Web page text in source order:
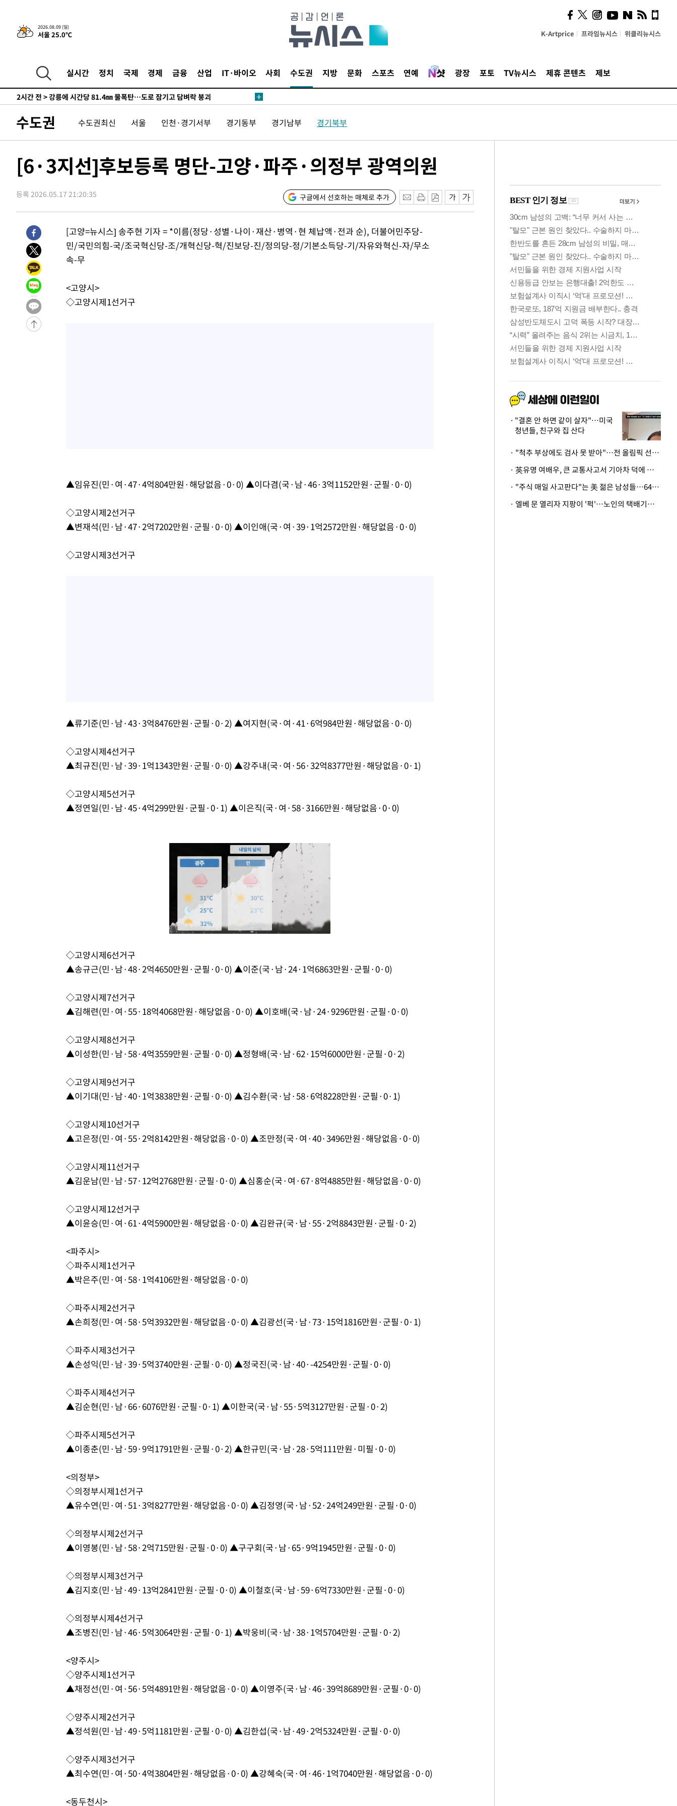
2026.08.09 (일)
서울 25.0℃ K-Artprice 프라임뉴시스 위클리뉴시스
실시간 정치 국제 경제 금융 산업 IT·바이오 사회 수도권 지방 문화 스포츠 연예 광장 포토 TV뉴시스 제휴 콘텐츠 제보
-4254초 전 >[속보]與 당대표 경선, 제주·인천 권리당원 투표 김민석 승리
32분 전 >낮 최고 35도 '무더위'…동해안 시간당 30㎜ '강한 비'[내일날씨]
코 이적"
48분 전 >수도권 40도 육박 '펄펄'…동해안 일부 지역엔 호의주의보
온열질환 사망자 3명 늘어…누적 환자 3000명 돌파
2시간 전 >강릉에 시간당 81.4㎜ 물폭탄…도로 잠기고 담벼락 붕괴
4시간 전 >선재도서 해루질 나섰다 실종 60대, 닷새 만에 숨진 채 발견
5시간 전 >남자 농구, 나고야 아시안게임서 '홈팀' 일본과 한일전
6시간 전 > 극한폭염 한풀 꺾이지만…'낮 최고 35도' 무더위, 열대야 계속[다음주
날씨]
7시간 전 >[속보]'압수수색·성접대 논란' 축구협회 "실망과 걱정 안겨드려 죄송"
10시간 전 >'최고 37도' 폭염 지속…강원동해안 최대 150㎜ 비
12시간 전 >
-14523초 전 >
이란 "호르무즈 재개방 합의 근접…美 배상 선행돼야"
-5570초 전 >
[속보]與최고위원 제주·인천 순회경선…박선원·최민희·서미화·한
민수·김용 순
-5523초 전 >
[속보]김민석, 與 전대 당원투표 누적 득표율 45.42%로 1위… 정청
래 44.56%
-4805초 전 >
宋 10.17%
-4339초 전 >
이강인 "아틀레티코 이적 기뻐…등번호 7번 의미보단 팀 위해 뛸 것"
-4274초 전 >
[속보]與 당대표 경선, 제주·인천 권리당원 투표 김민석 승리
32분 전 >
'최고 37도' 폭염 지속…강원동해안 최대 150㎜ 비
[속보]뉴욕증시 상승 마감…S&P 0.6% 나스닥 1.3%↑
수도권 수도권최신 서울 인천·경기서부 경기동부 경기남부 경기북부
[6·3지선]후보등록 명단-고양·파주·의정부 광역의원
등록 2026.05.17 21:20:35 구글에서 선호하는 매체로 추가
[고양=뉴시스] 송주현 기자 = *이름(정당·성별·나이·재산·병역·현 체납액·전과 순), 더불어민주당-
민/국민의힘-국/조국혁신당-조/개혁신당-혁/진보당-진/정의당-정/기본소득당-기/자유와혁신-자/무소
속-무
<고양시>
◇고양시제1선거구
▲임유진(민·여·47·4억804만원·해당없음·0·0) ▲이다겸(국·남·46·3억1152만원·군필·0·0)
◇고양시제2선거구
▲변재석(민·남·47·2억7202만원·군필·0·0) ▲이인애(국·여·39·1억2572만원·해당없음·0·0)
◇고양시제3선거구
▲류기준(민·남·43·3억8476만원·군필·0·2) ▲여지현(국·여·41·6억984만원·해당없음·0·0)
◇고양시제4선거구
▲최규진(민·남·39·1억1343만원·군필·0·0) ▲강주내(국·여·56·32억8377만원·해당없음·0·1)
◇고양시제5선거구
▲정연일(민·남·45·4억299만원·군필·0·1) ▲이은직(국·여·58·3166만원·해당없음·0·0)
Mute
◇고양시제6선거구
▲송규근(민·남·48·2억4650만원·군필·0·0) ▲이준(국·남·24·1억6863만원·군필·0·0)
◇고양시제7선거구
▲김해련(민·여·55·18억4068만원·해당없음·0·0) ▲이호배(국·남·24·9296만원·군필·0·0)
◇고양시제8선거구
▲이성한(민·남·58·4억3559만원·군필·0·0) ▲정형배(국·남·62·15억6000만원·군필·0·2)
◇고양시제9선거구
▲이기대(민·남·40·1억3838만원·군필·0·0) ▲김수환(국·남·58·6억8228만원·군필·0·1)
◇고양시제10선거구
▲고은정(민·여·55·2억8142만원·해당없음·0·0) ▲조만정(국·여·40·3496만원·해당없음·0·0)
◇고양시제11선거구
▲김운남(민·남·57·12억2768만원·군필·0·0) ▲심홍순(국·여·67·8억4885만원·해당없음·0·0)
◇고양시제12선거구
▲이윤승(민·여·61·4억5900만원·해당없음·0·0) ▲김완규(국·남·55·2억8843만원·군필·0·2)
<파주시>
◇파주시제1선거구
▲박은주(민·여·58·1억4106만원·해당없음·0·0)
◇파주시제2선거구
▲손희정(민·여·58·5억3932만원·해당없음·0·0) ▲김광선(국·남·73·15억1816만원·군필·0·1)
◇파주시제3선거구
▲손성익(민·남·39·5억3740만원·군필·0·0) ▲정국진(국·남·40·-4254만원·군필·0·0)
◇파주시제4선거구
▲김순현(민·남·66·6076만원·군필·0·1) ▲이한국(국·남·55·5억3127만원·군필·0·2)
◇파주시제5선거구
▲이종춘(민·남·59·9억1791만원·군필·0·2) ▲한규민(국·남·28·5억111만원·미필·0·0)
<의정부>
◇의정부시제1선거구
▲유수연(민·여·51·3억8277만원·해당없음·0·0) ▲김정영(국·남·52·24억249만원·군필·0·0)
◇의정부시제2선거구
▲이영봉(민·남·58·2억715만원·군필·0·0) ▲구구회(국·남·65·9억1945만원·군필·0·0)
◇의정부시제3선거구
▲김지호(민·남·49·13억2841만원·군필·0·0) ▲이철호(국·남·59·6억7330만원·군필·0·0)
◇의정부시제4선거구
▲조병진(민·남·46·5억3064만원·군필·0·1) ▲박웅비(국·남·38·1억5704만원·군필·0·2)
<양주시>
◇양주시제1선거구
▲채정선(민·여·56·5억4891만원·해당없음·0·0) ▲이영주(국·남·46·39억8689만원·군필·0·0)
◇양주시제2선거구
▲정석원(민·남·49·5억1181만원·군필·0·0) ▲김한섭(국·남·49·2억5324만원·군필·0·0)
◇양주시제3선거구
▲최수연(민·여·50·4억3804만원·해당없음·0·0) ▲강혜숙(국·여·46·1억7040만원·해당없음·0·0)
<동두천시>
사이 해답 찾았죠"…알을
깨고 나온 '초자아'
"결혼 안 하면 같이 살자"…미국
청년들, 친구와 집 산다
· "척추 부상에도 검사 못 받아"…전 올림픽 선수, 美봅슬레이협회 상대 소송
· 英유명 여배우, 큰 교통사고서 기아차 덕에 살았다
· "주식 매일 사고판다"는 美 젊은 남성들…64%가 "나는 인생의 패배자“
· 엘베 문 열리자 지팡이 '퍽'…노인의 택배기사 폭행 이유